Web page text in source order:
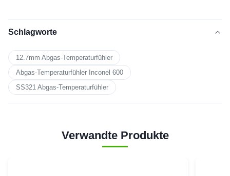
Schlagworte
12.7mm Abgas-Temperaturfühler
Abgas-Temperaturfühler Inconel 600
SS321 Abgas-Temperaturfühler
Verwandte Produkte